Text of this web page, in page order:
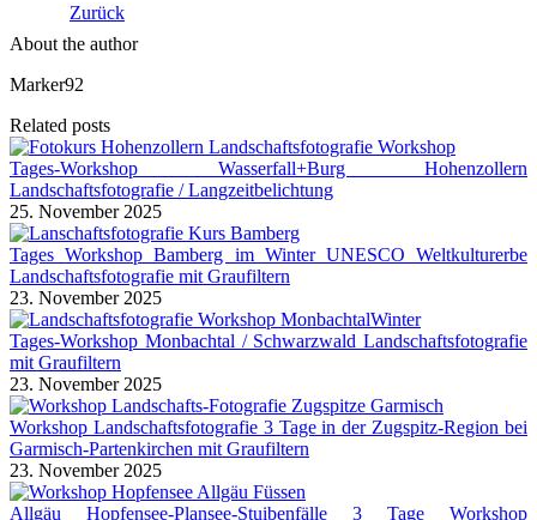
Zurück
About the author
Marker92
Related posts
Tages-Workshop Wasserfall+Burg Hohenzollern
Landschaftsfotografie / Langzeitbelichtung
25. November 2025
Tages Workshop Bamberg im Winter UNESCO Weltkulturerbe
Landschaftsfotografie mit Graufiltern
23. November 2025
Tages-Workshop Monbachtal / Schwarzwald Landschaftsfotografie
mit Graufiltern
23. November 2025
Workshop Landschaftsfotografie 3 Tage in der Zugspitz-Region bei
Garmisch-Partenkirchen mit Graufiltern
23. November 2025
Allgäu Hopfensee-Plansee-Stuibenfälle 3 Tage Workshop